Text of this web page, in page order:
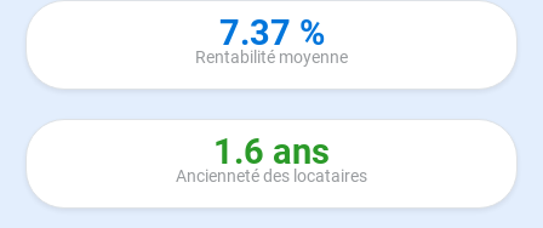
7.37 %
Rentabilité moyenne
1.6 ans
Ancienneté des locataires